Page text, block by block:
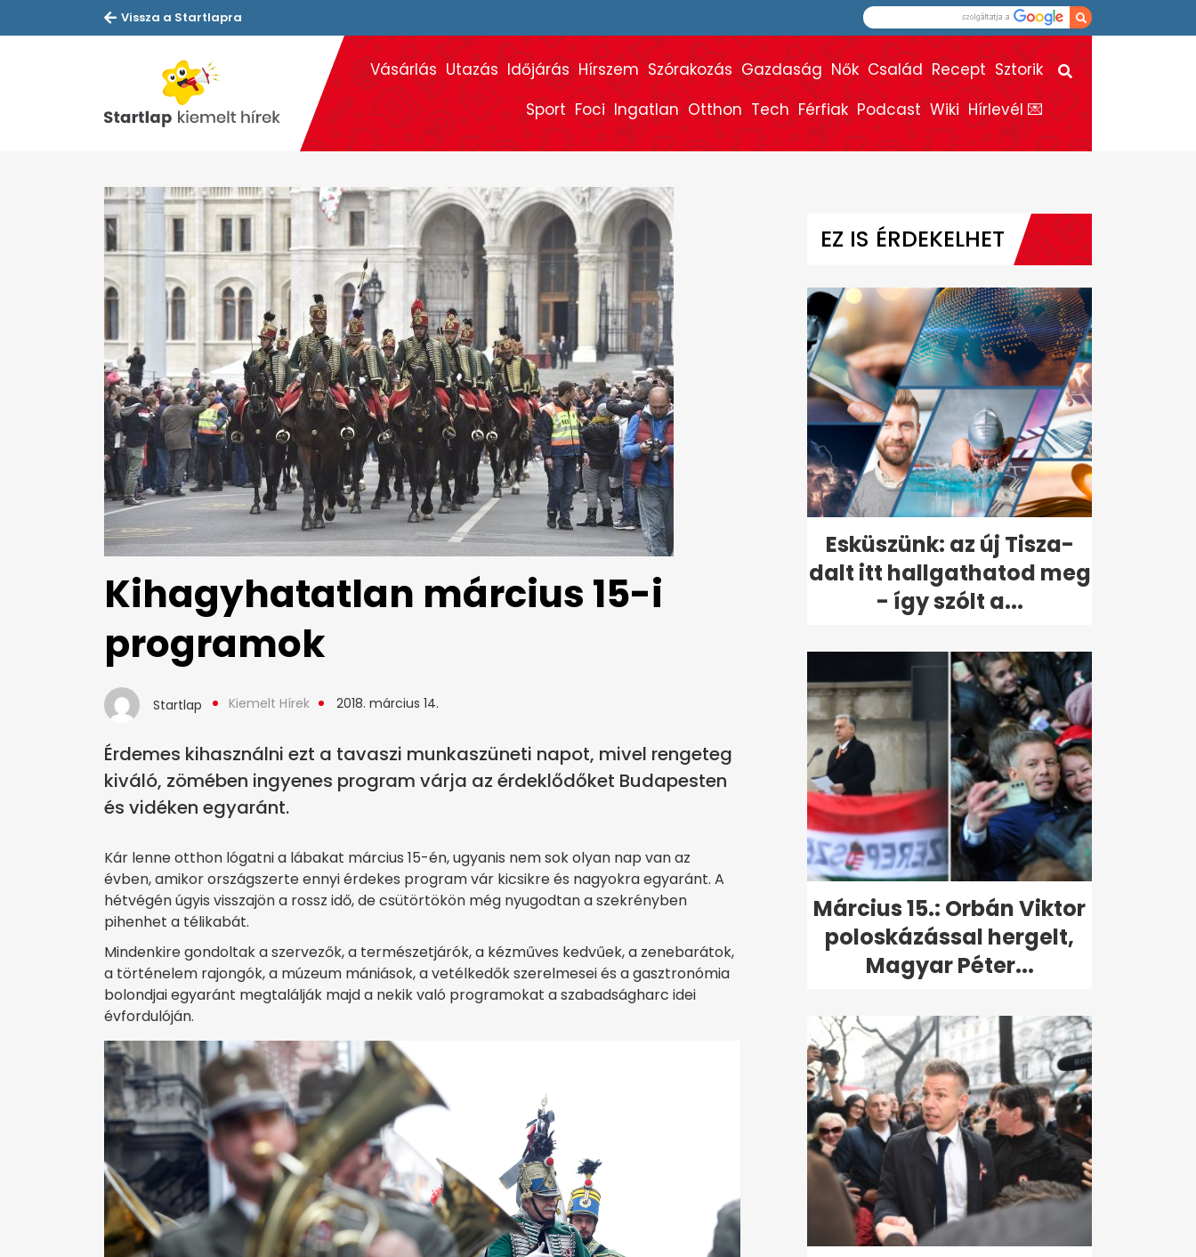
Vissza a Startlapra
Vásárlás Utazás Időjárás Hírszem Szórakozás Gazdaság Nők Család Recept Sztorik
Sport Foci Ingatlan Otthon Tech Férfiak Podcast Wiki Hírlevél 💌
Kihagyhatatlan március 15-i
programok
Startlap Kiemelt Hírek 2018. március 14.
Érdemes kihasználni ezt a tavaszi munkaszüneti napot, mivel rengeteg
kiváló, zömében ingyenes program várja az érdeklődőket Budapesten
és vidéken egyaránt.
Kár lenne otthon lógatni a lábakat március 15-én, ugyanis nem sok olyan nap van az
évben, amikor országszerte ennyi érdekes program vár kicsikre és nagyokra egyaránt. A
hétvégén úgyis visszajön a rossz idő, de csütörtökön még nyugodtan a szekrényben
pihenhet a télikabát.
Mindenkire gondoltak a szervezők, a természetjárók, a kézműves kedvűek, a zenebarátok,
a történelem rajongók, a múzeum mániások, a vetélkedők szerelmesei és a gasztronómia
bolondjai egyaránt megtalálják majd a nekik való programokat a szabadságharc idei
évfordulóján.
EZ IS ÉRDEKELHET
Esküszünk: az új Tisza-
dalt itt hallgathatod meg
- így szólt a...
Március 15.: Orbán Viktor
poloskázással hergelt,
Magyar Péter...